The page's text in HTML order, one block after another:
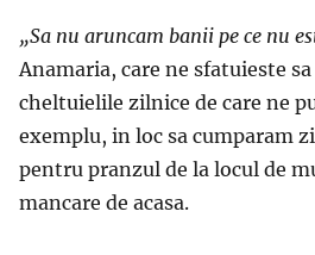
„Sa nu aruncam banii pe ce nu
Anamaria, care ne sfatuieste
cheltuielile zilnice de care ne
exemplu, in loc sa cumparam
pentru pranzul de la locul de
mancare de acasa.